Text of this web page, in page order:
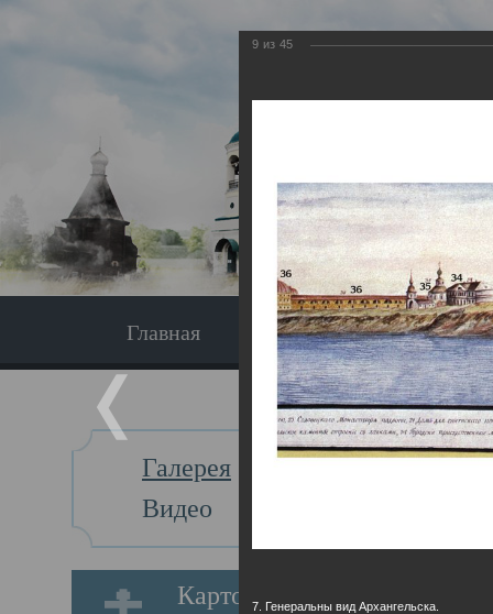
Главная Экскурсия
Галерея
Видео
Картотека
Главная
9 из 45
7. Генеральны вид Архангельска.